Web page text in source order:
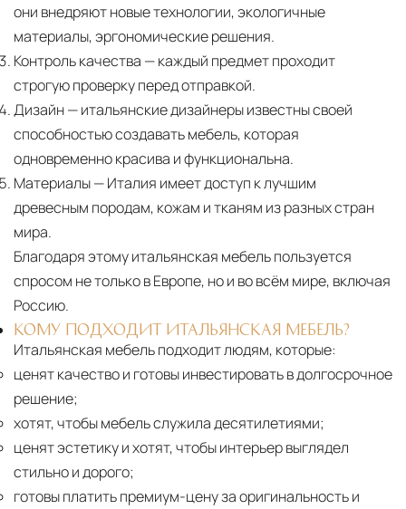
они внедряют новые технологии, экологичные
материалы, эргономические решения.
Контроль качества — каждый предмет проходит
строгую проверку перед отправкой.
Дизайн— итальянские дизайнеры известны своей
способностью создавать мебель, которая
одновременно красива и функциональна.
Материалы— Италия имеет доступ к лучшим
древесным породам, кожам и тканям из разных стран
мира.
Благодаря этому итальянская мебель пользуется
спросом не только в Европе, но и во всём мире, включая
Россию.
КОМУ ПОДХОДИТ ИТАЛЬЯНСКАЯ МЕБЕЛЬ?
Итальянская мебель подходит людям, которые:
ценят качество и готовы инвестировать в долгосрочное
решение;
хотят, чтобы мебель служила десятилетиями;
ценят эстетику и хотят, чтобы интерьер выглядел
стильно и дорого;
готовы платить премиум-цену за оригинальность и